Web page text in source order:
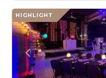
HIGHLIGHT